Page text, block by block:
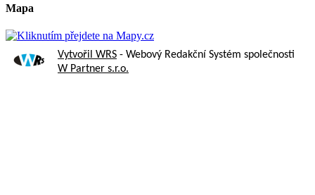
Mapa
Vytvořil WRS - Webový Redakční Systém společnosti
W Partner s.r.o.